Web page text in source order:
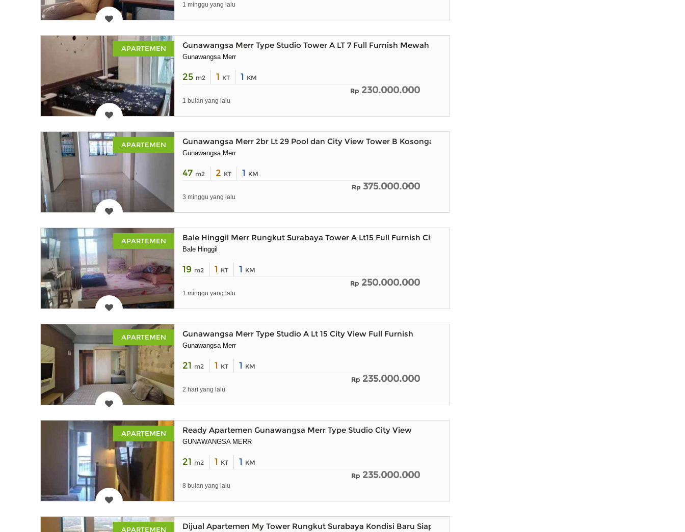
1 minggu yang lalu
APARTEMEN Gunawangsa Merr Type Studio Tower A LT 7 Full Furnish Mewah
Gunawangsa Merr
25 m2 1 KT 1 KM
Rp 230.000.000
1 bulan yang lalu
APARTEMEN Gunawangsa Merr 2br Lt 29 Pool dan City View Tower B Kosongan
Gunawangsa Merr
47 m2 2 KT 1 KM
Rp 375.000.000
3 minggu yang lalu
APARTEMEN Bale Hinggil Merr Rungkut Surabaya Tower A Lt15 Full Furnish City View
Bale Hinggil
19 m2 1 KT 1 KM
Rp 250.000.000
1 minggu yang lalu
APARTEMEN Gunawangsa Merr Type Studio A Lt 15 City View Full Furnish
Gunawangsa Merr
21 m2 1 KT 1 KM
Rp 235.000.000
2 hari yang lalu
APARTEMEN Ready Apartemen Gunawangsa Merr Type Studio City View
GUNAWANGSA MERR
21 m2 1 KT 1 KM
Rp 235.000.000
8 bulan yang lalu
APARTEMEN Dijual Apartemen My Tower Rungkut Surabaya Kondisi Baru Siap Huni